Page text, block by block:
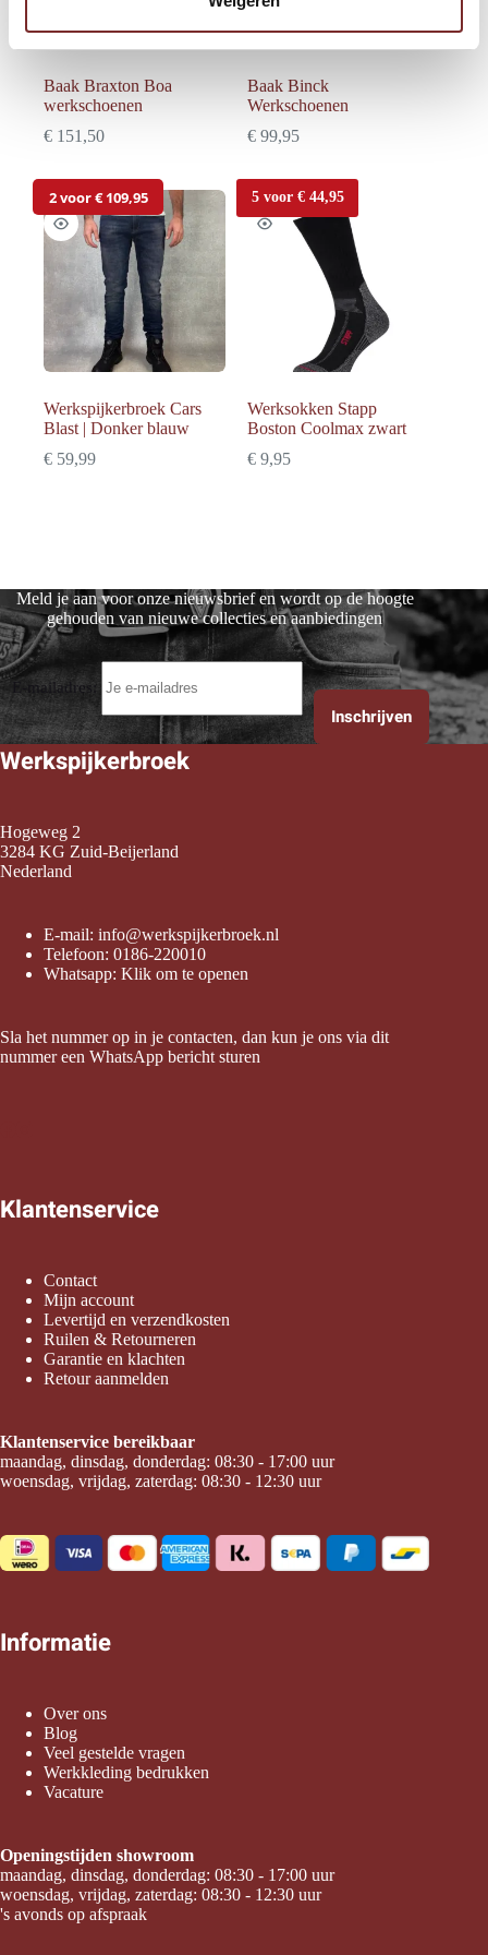
t
Baak Braxton Boa
werkschoenen
€ 151,50
Baak Binck
Werkschoenen
€ 99,95
Werkspijkerbroek Cars
Blast | Donker blauw
€ 59,99
5 voor € 44,95
Werksokken Stapp
Boston Coolmax zwart
€ 9,95
Meld je aan voor onze nieuwsbrief en wordt op de hoogte
gehouden van nieuwe collecties en aanbiedingen
E-mailadres:
Werkspijkerbroek
Hogeweg 2
3284 KG Zuid-Beijerland
Nederland
E-mail: info@werkspijkerbroek.nl
Telefoon: 0186-220010
Whatsapp: Klik om te openen
Sla het nummer op in je contacten, dan kun je ons via dit
nummer een WhatsApp bericht sturen
Klantenservice
Contact
Mijn account
Levertijd en verzendkosten
Ruilen & Retourneren
Garantie en klachten
Retour aanmelden
Klantenservice bereikbaar
maandag, dinsdag, donderdag: 08:30 - 17:00 uur
woensdag, vrijdag, zaterdag: 08:30 - 12:30 uur
Informatie
Over ons
Blog
Veel gestelde vragen
Werkkleding bedrukken
Vacature
Openingstijden showroom
maandag, dinsdag, donderdag: 08:30 - 17:00 uur
woensdag, vrijdag, zaterdag: 08:30 - 12:30 uur
's avonds op afspraak
2 voor € 109,95